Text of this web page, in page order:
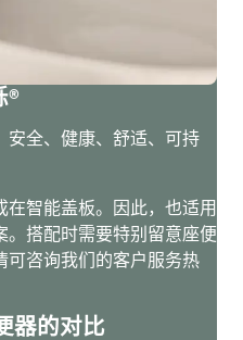
®
安全、健康、舒适、可持
智能盖板。因此，也适用
。搭配时需要特别留意座便
可咨询我们的客户服务热
器的对比